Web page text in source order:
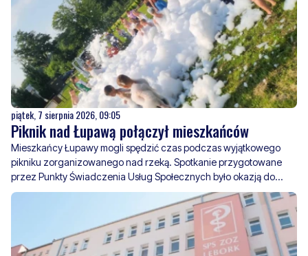
piątek, 7 sierpnia 2026, 09:05
Piknik nad Łupawą połączył mieszkańców
Mieszkańcy Łupawy mogli spędzić czas podczas wyjątkowego
pikniku zorganizowanego nad rzeką. Spotkanie przygotowane
przez Punkty Świadczenia Usług Społecznych było okazją do
integracji, wspólnej zabawy oraz aktywnego wypoczynku na